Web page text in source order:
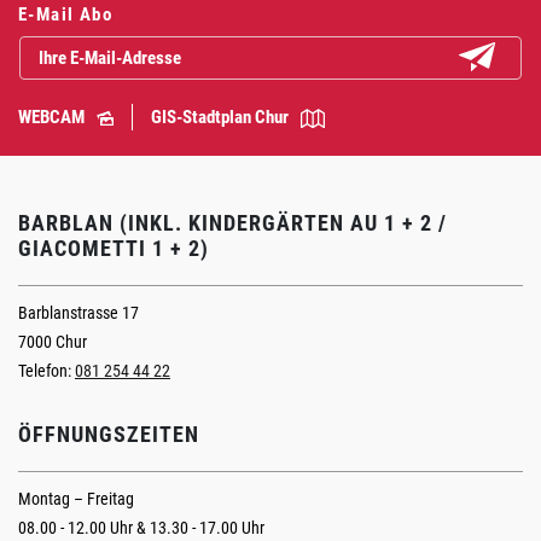
E-Mail Abo
WEBCAM GIS-Stadtplan Chur
BARBLAN (INKL. KINDERGÄRTEN AU 1 + 2 /
GIACOMETTI 1 + 2)
Barblanstrasse 17
7000 Chur
Telefon:081 254 44 22
ÖFFNUNGSZEITEN
Montag – Freitag
08.00 - 12.00 Uhr & 13.30 - 17.00 Uhr